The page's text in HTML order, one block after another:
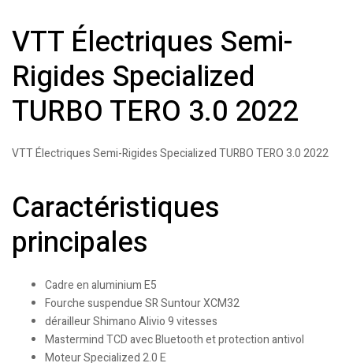
VTT Électriques Semi-
Rigides Specialized
TURBO TERO 3.0 2022
VTT Électriques Semi-Rigides Specialized TURBO TERO 3.0 2022
Caractéristiques
principales
Cadre en aluminium E5
Fourche suspendue SR Suntour XCM32
dérailleur Shimano Alivio 9 vitesses
Mastermind TCD avec Bluetooth et protection antivol
Moteur Specialized 2.0 E